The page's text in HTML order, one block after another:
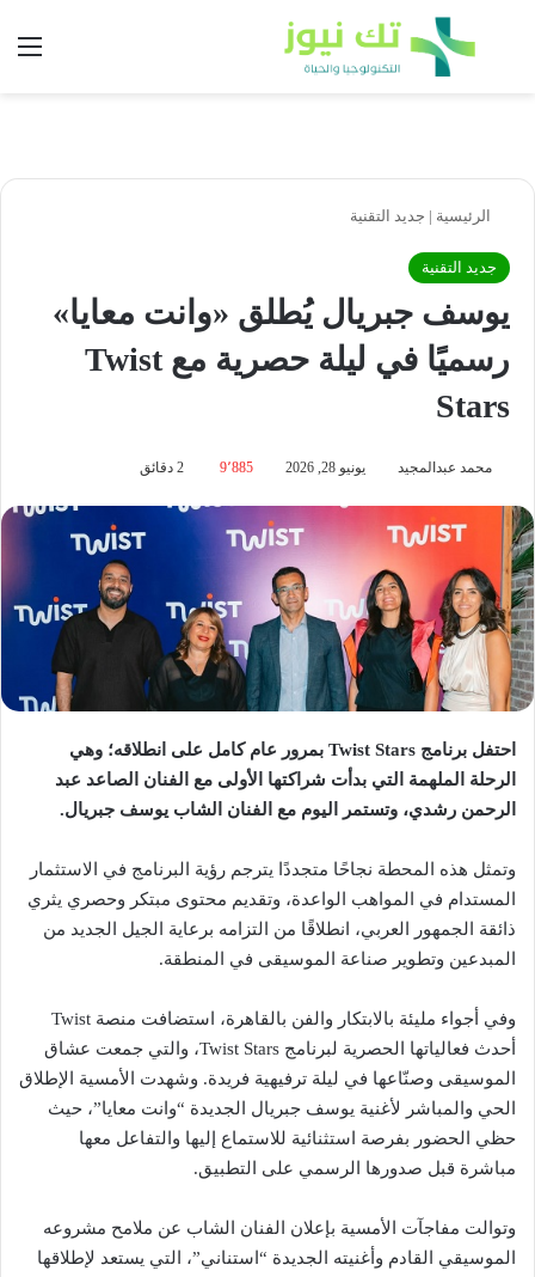
بحث عن
الرئيسية | جديد التقنية
جديد التقنية
يوسف جبريال يُطلق «وانت معايا»
رسميًا في ليلة حصرية مع Twist
Stars
محمد عبدالمجيد يونيو 28, 2026 9٬885
احتفل برنامج Twist Stars بمرور عام كامل على انطلاقه؛ وهي
الرحلة الملهمة التي بدأت شراكتها الأولى مع الفنان الصاعد عبد
الرحمن رشدي، وتستمر اليوم مع الفنان الشاب يوسف جبريال.
وتمثل هذه المحطة نجاحًا متجددًا يترجم رؤية البرنامج في الاستثمار
المستدام في المواهب الواعدة، وتقديم محتوى مبتكر وحصري يثري
ذائقة الجمهور العربي، انطلاقًا من التزامه برعاية الجيل الجديد من
المبدعين وتطوير صناعة الموسيقى في المنطقة.
وفي أجواء مليئة بالابتكار والفن بالقاهرة، استضافت منصة Twist
أحدث فعالياتها الحصرية لبرنامج Twist Stars، والتي جمعت عشاق
الموسيقى وصنّاعها في ليلة ترفيهية فريدة. وشهدت الأمسية الإطلاق
الحي والمباشر لأغنية يوسف جبريال الجديدة “وانت معايا”، حيث
حظي الحضور بفرصة استثنائية للاستماع إليها والتفاعل معها
مباشرة قبل صدورها الرسمي على التطبيق.
وتوالت مفاجآت الأمسية بإعلان الفنان الشاب عن ملامح مشروعه
الموسيقي القادم وأغنيته الجديدة “استناني”، التي يستعد لإطلاقها